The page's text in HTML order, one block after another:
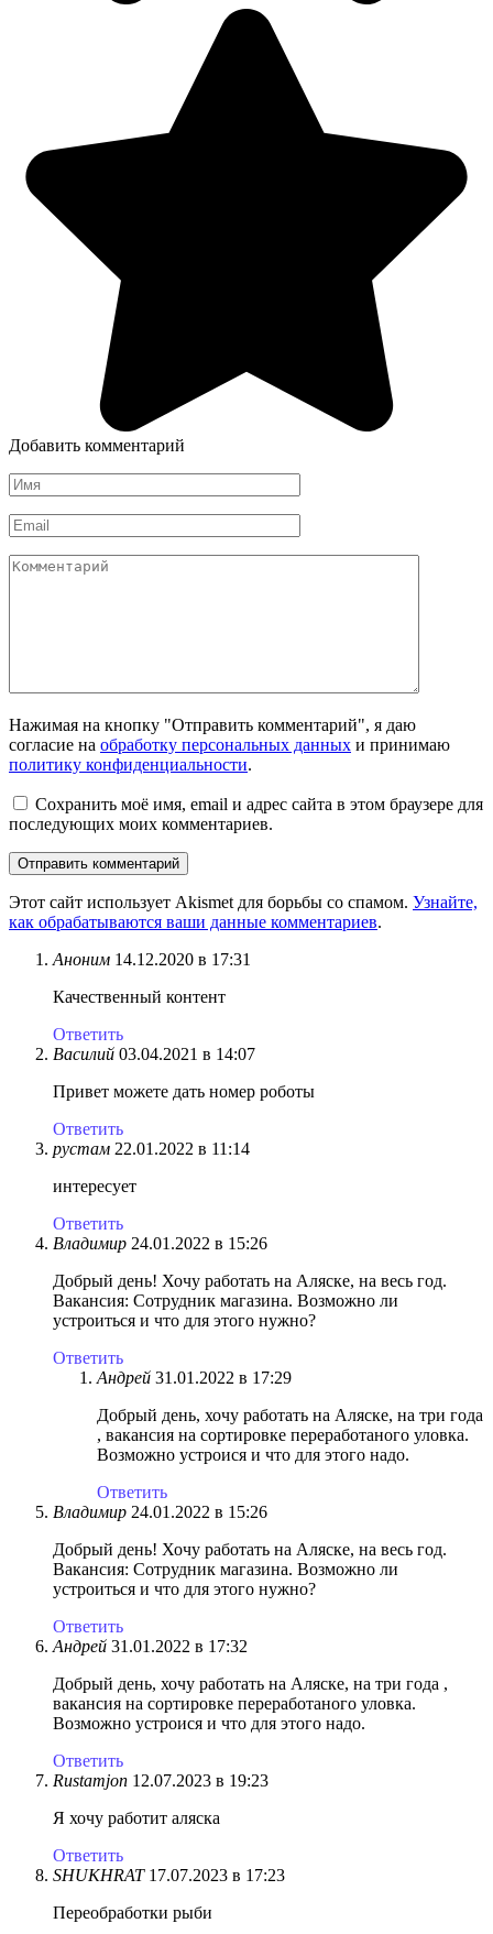
Добавить комментарий
Имя
Email
Комментарий
Нажимая на кнопку "Отправить комментарий", я даю
согласие на обработку персональных данных и принимаю
политику конфиденциальности.
Сохранить моё имя, email и адрес сайта в этом браузере для
последующих моих комментариев.
Этот сайт использует Akismet для борьбы со спамом. Узнайте,
как обрабатываются ваши данные комментариев.
Аноним 14.12.2020 в 17:31
Качественный контент
Ответить
Василий 03.04.2021 в 14:07
Привет можете дать номер роботы
Ответить
рустам 22.01.2022 в 11:14
интересует
Ответить
Владимир 24.01.2022 в 15:26
Добрый день! Хочу работать на Аляске, на весь год.
Вакансия: Сотрудник магазина. Возможно ли
устроиться и что для этого нужно?
Ответить
Андрей 31.01.2022 в 17:29
Добрый день, хочу работать на Аляске, на три года
, вакансия на сортировке переработаного уловка.
Возможно устроися и что для этого надо.
Ответить
Владимир 24.01.2022 в 15:26
Добрый день! Хочу работать на Аляске, на весь год.
Вакансия: Сотрудник магазина. Возможно ли
устроиться и что для этого нужно?
Ответить
Андрей 31.01.2022 в 17:32
Добрый день, хочу работать на Аляске, на три года ,
вакансия на сортировке переработаного уловка.
Возможно устроися и что для этого надо.
Ответить
Rustamjon 12.07.2023 в 19:23
Я хочу работит аляска
Ответить
SHUKHRAT 17.07.2023 в 17:23
Переобработки рыби